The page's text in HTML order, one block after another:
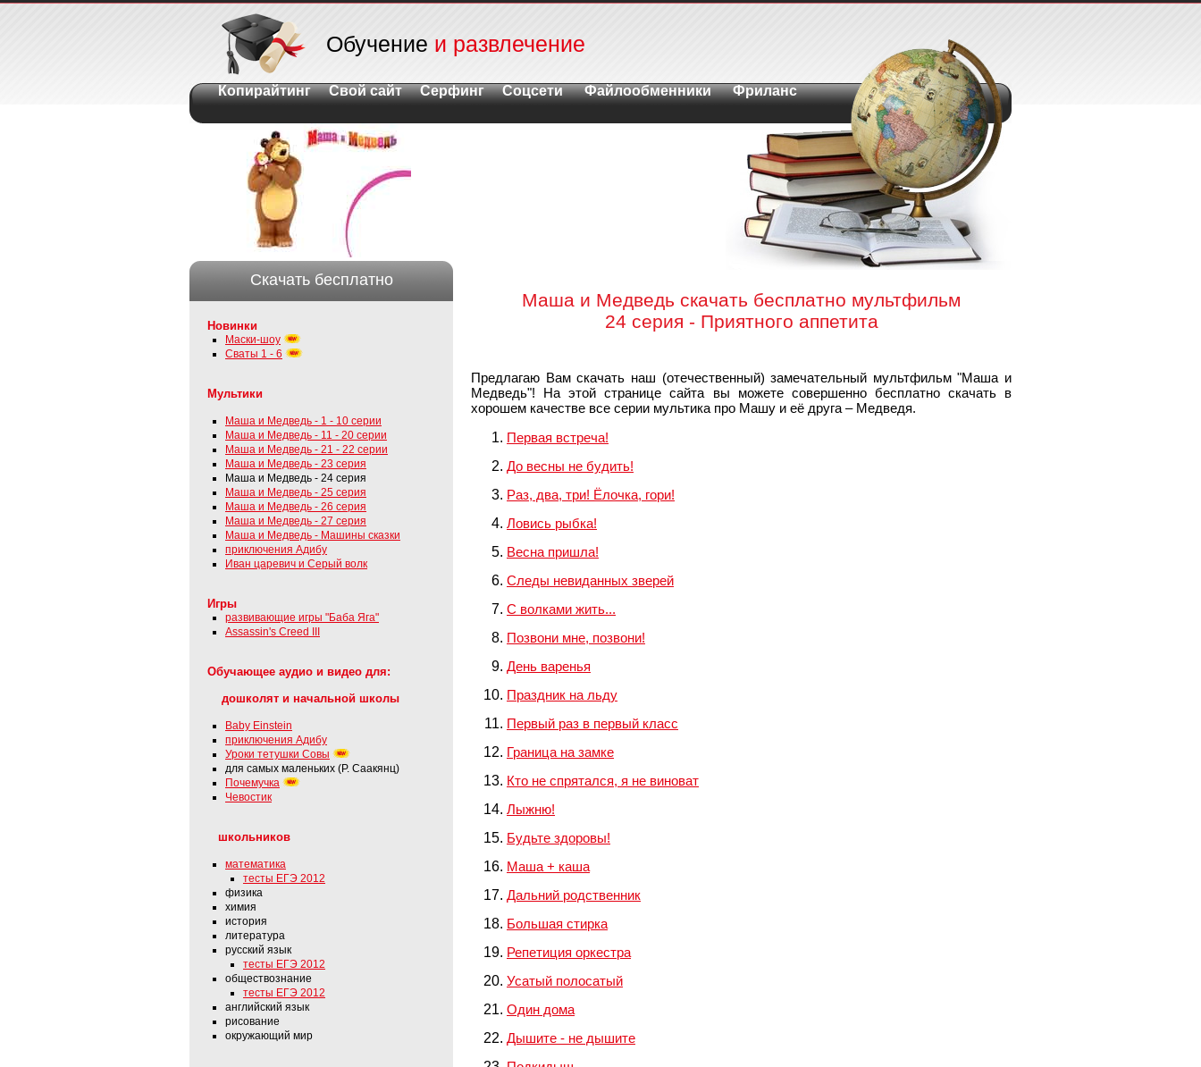
Обучение и развлечение
Копирайтинг Свой сайт Серфинг Соцсети Файлообменники Фриланс
Скачать бесплатно
Новинки
Маски-шоу
Сваты 1 - 6
Мультики
Маша и Медведь - 1 - 10 серии
Маша и Медведь - 11 - 20 серии
Маша и Медведь - 21 - 22 серии
Маша и Медведь - 23 серия
Маша и Медведь - 24 серия
Маша и Медведь - 25 серия
Маша и Медведь - 26 серия
Маша и Медведь - 27 серия
Маша и Медведь - Машины сказки
приключения Адибу
Иван царевич и Серый волк
Игры
развивающие игры "Баба Яга"
Assassin's Creed III
Обучающее аудио и видео для:
дошколят и начальной школы
Baby Einstein
приключения Адибу
Уроки тетушки Совы
для самых маленьких (Р. Саакянц)
Почемучка
Чевостик
школьников
математика
тесты ЕГЭ 2012
физика
химия
история
литература
русский язык
тесты ЕГЭ 2012
обществознание
тесты ЕГЭ 2012
английский язык
рисование
окружающий мир
Маша и Медведь скачать бесплатно мультфильм
24 серия - Приятного аппетита
Предлагаю Вам скачать наш (отечественный) замечательный мультфильм "Маша и
Медведь"! На этой странице сайта вы можете совершенно бесплатно скачать в
хорошем качестве все серии мультика про Машу и её друга – Медведя.
Первая встреча!
До весны не будить!
Раз, два, три! Ёлочка, гори!
Ловись рыбка!
Весна пришла!
Следы невиданных зверей
С волками жить...
Позвони мне, позвони!
День варенья
Праздник на льду
Первый раз в первый класс
Граница на замке
Кто не спрятался, я не виноват
Лыжню!
Будьте здоровы!
Маша + каша
Дальний родственник
Большая стирка
Репетиция оркестра
Усатый полосатый
Один дома
Дышите - не дышите